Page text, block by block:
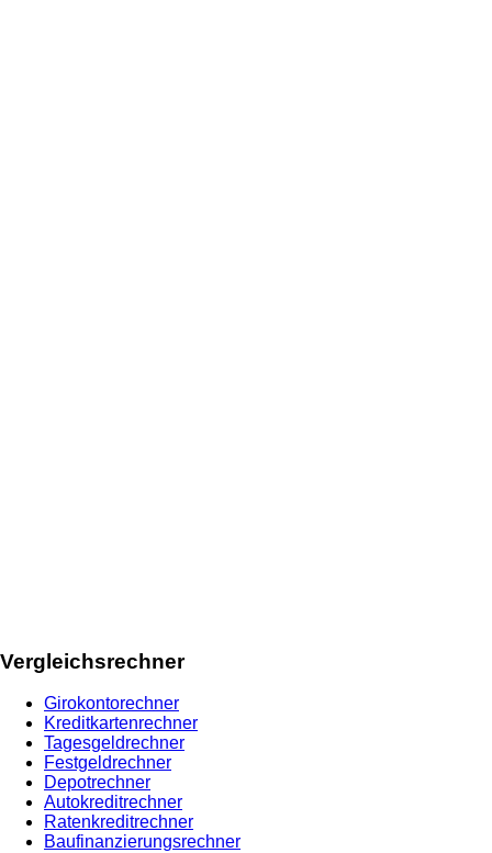
Vergleichsrechner
Girokontorechner
Kreditkartenrechner
Tagesgeldrechner
Festgeldrechner
Depotrechner
Autokreditrechner
Ratenkreditrechner
Baufinanzierungsrechner